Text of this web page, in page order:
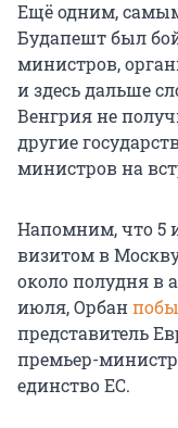
Ещё одним,
Будапешт был
министров,
и здесь дальше
Венгрия не
другие
министров на
Напомним, что 5
визитом в
около полудня в
июля, Орбан
представитель
премьер-
единство ЕС.